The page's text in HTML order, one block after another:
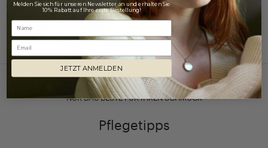
NUR DAS BESTE FÜR IHREN SCHMUCK
Pflegetipps
Melden Sie sich für unseren Newsletter an und erhalten Sie
10% Rabatt auf Ihre erste Bestellung!
Email
JETZT ANMELDEN